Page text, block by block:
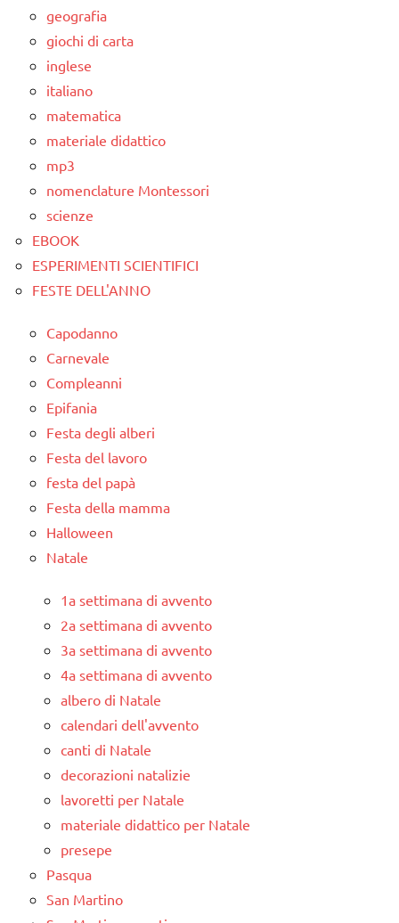
TUTTI GLI
ARTICOLI
geografia
giochi di carta
inglese
italiano
matematica
materiale didattico
mp3
nomenclature Montessori
scienze
EBOOK
ESPERIMENTI SCIENTIFICI
FESTE DELL'ANNO
Capodanno
Carnevale
Compleanni
Epifania
Festa degli alberi
Festa del lavoro
festa del papà
Festa della mamma
Halloween
Natale
1a settimana di avvento
2a settimana di avvento
3a settimana di avvento
4a settimana di avvento
albero di Natale
calendari dell'avvento
canti di Natale
decorazioni natalizie
lavoretti per Natale
materiale didattico per Natale
presepe
Pasqua
San Martino